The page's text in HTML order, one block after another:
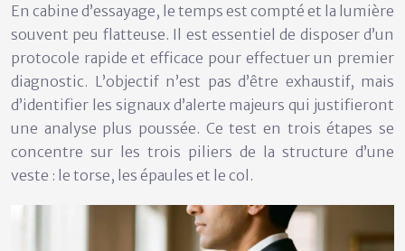
En cabine d’essayage, le temps est compté et la lumière
souvent peu flatteuse. Il est essentiel de disposer d’un
protocole rapide et efficace pour effectuer un premier
diagnostic. L’objectif n’est pas d’être exhaustif, mais
d’identifier les signaux d’alerte majeurs qui justifieront
une analyse plus poussée. Ce test en trois étapes se
concentre sur les trois piliers de la structure d’une
veste : le torse, les épaules et le col.